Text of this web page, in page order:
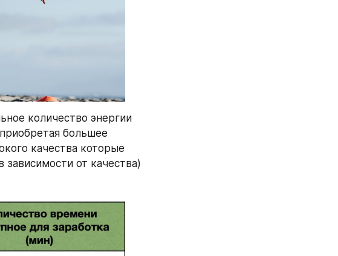
количество энергии
большее
качества которые
от качества)